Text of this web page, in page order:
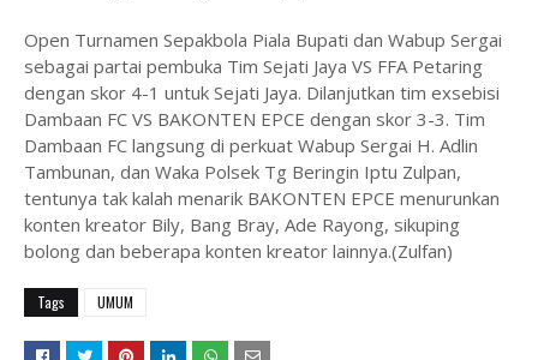
Open Turnamen Sepakbola Piala Bupati dan Wabup Sergai
sebagai partai pembuka Tim Sejati Jaya VS FFA Petaring
dengan skor 4-1 untuk Sejati Jaya. Dilanjutkan tim exsebisi
Dambaan FC VS BAKONTEN EPCE dengan skor 3-3. Tim
Dambaan FC langsung di perkuat Wabup Sergai H. Adlin
Tambunan, dan Waka Polsek Tg Beringin Iptu Zulpan,
tentunya tak kalah menarik BAKONTEN EPCE menurunkan
konten kreator Bily, Bang Bray, Ade Rayong, sikuping
bolong dan beberapa konten kreator lainnya.(Zulfan)
Tags UMUM